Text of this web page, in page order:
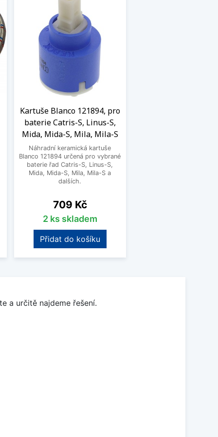
Kartuše Blanco 121894, pro
baterie Catris-S, Linus-S,
Mida, Mida-S, Mila, Mila-S
Náhradní keramická kartuše
Blanco 121894 určená pro vybrané
baterie řad Catris-S, Linus-S,
Mida, Mida-S, Mila, Mila-S a
dalších.
Cena
709 Kč
2 ks skladem
Přidat do košíku
a určitě najdeme řešení.